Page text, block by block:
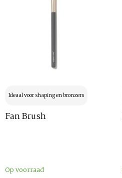
Ideaal voor shaping en bronzers
Fan Brush
Op voorraad